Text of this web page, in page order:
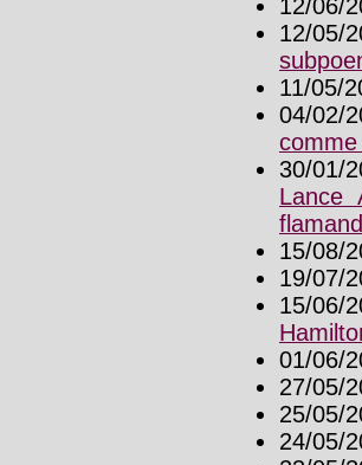
12/06/
12/
11/05/
04/02/
30/01/
Lance
15/08/
19/07/
15/06/
01/06/
27/05/
25/05/
24/05/